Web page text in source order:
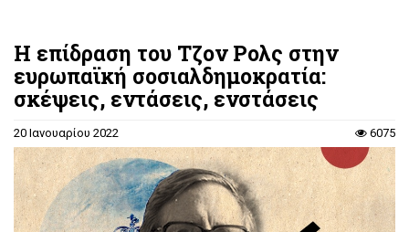
Η επίδραση του Τζον Ρολς στην
ευρωπαϊκή σοσιαλδημοκρατία:
σκέψεις, εντάσεις, ενστάσεις
20 Ιανουαρίου 2022 6075